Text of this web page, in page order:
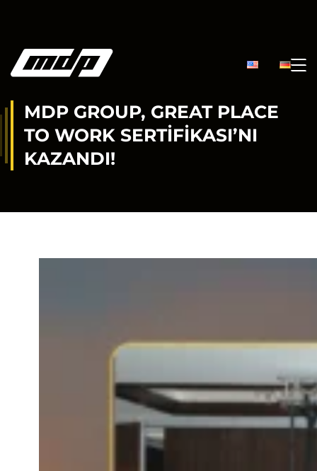
MDP GROUP, GREAT PLACE
TO WORK SERTIFIKASI’NI
KAZANDI!